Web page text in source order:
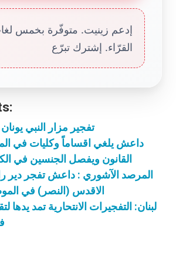
إدعم زينيت. متوفّرة بخمس
القرّاء. إشترك تبرّع
تفجير مزار النبي
داعش يلغي اقساماً وكليات في
القانون ويفصل الجنسين في
المرصد الآشوري : داعش تفجر دير
الاقدس (النصر) في
لبنان: التفجيرات الانتحارية تمد يدها